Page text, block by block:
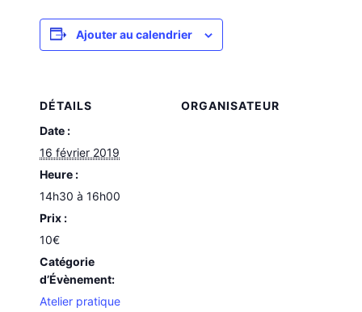
Ajouter au calendrier
DÉTAILS
Date :
16 février 2019
Heure :
14h30 à 16h00
Prix :
10€
Catégorie
d’Évènement:
Atelier pratique
ORGANISATEUR